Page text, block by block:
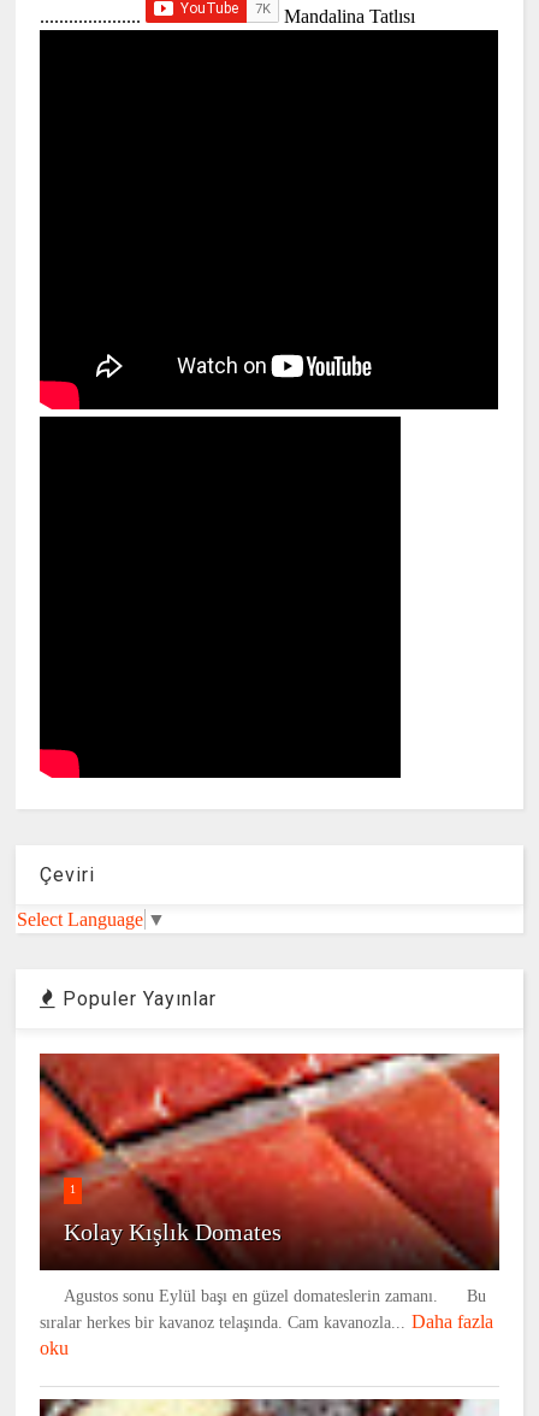
..................... Mandalina Tatlısı
Çeviri
Select Language ▼
Populer Yayınlar
1
Kolay Kışlık Domates
Agustos sonu Eylül başı en güzel domateslerin zamanı. Bu
sıralar herkes bir kavanoz telaşında. Cam kavanozla... Daha fazla
oku